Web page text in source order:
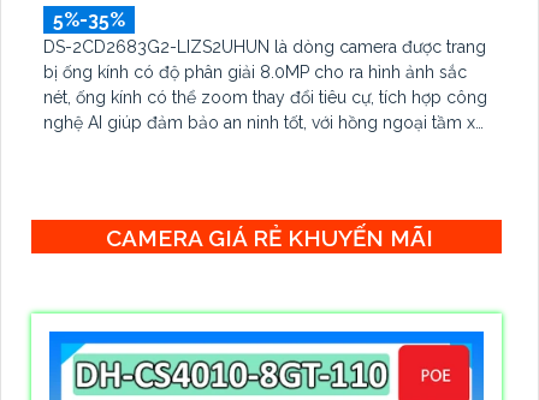
5%-35%
DS-2CD2683G2-LIZS2UHUN là dòng camera được trang
bị ống kính có độ phân giải 8.0MP cho ra hình ảnh sắc
nét, ống kính có thể zoom thay đổi tiêu cự, tích hợp công
nghệ AI giúp đảm bảo an ninh tốt, với hồng ngoại tầm xa
CAMERA GIÁ RẺ KHUYẾN MÃI